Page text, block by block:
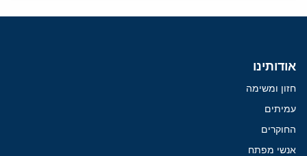
אודותינו
חזון ומשימה
עמיתים
החוקרים
אנשי מפתח